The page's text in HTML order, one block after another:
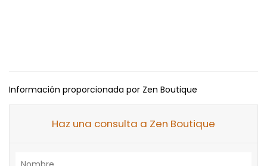
Información proporcionada por Zen Boutique
Haz una consulta a Zen Boutique